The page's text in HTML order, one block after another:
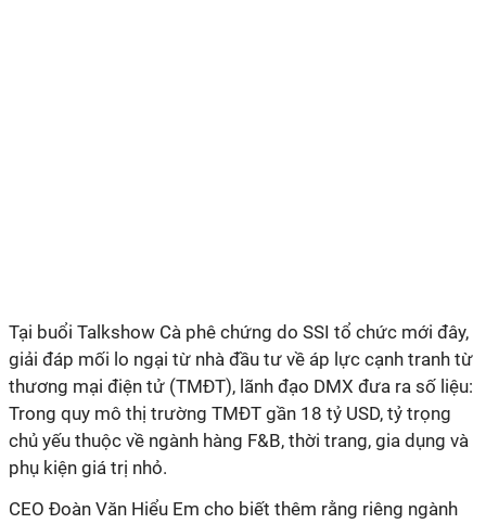
Tại buổi Talkshow Cà phê chứng do SSI tổ chức mới đây,
giải đáp mối lo ngại từ nhà đầu tư về áp lực cạnh tranh từ
thương mại điện tử (TMĐT), lãnh đạo DMX đưa ra số liệu:
Trong quy mô thị trường TMĐT gần 18 tỷ USD, tỷ trọng
chủ yếu thuộc về ngành hàng F&B, thời trang, gia dụng và
phụ kiện giá trị nhỏ.
CEO Đoàn Văn Hiểu Em cho biết thêm rằng riêng ngành